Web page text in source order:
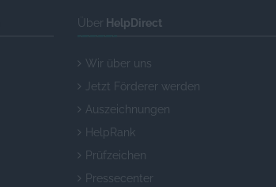
Über HelpDirect
Wir über uns
Jetzt Förderer werden
Auszeichnungen
HelpRank
Prüfzeichen
Pressecenter